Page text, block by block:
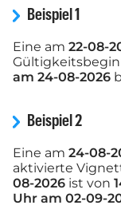
Beispiel 1
Eine am 22-08-
am 24-08-2026
Beispiel 2
Eine am 24-08-
aktivierte
08-2026 ist von
Uhr am 02-09-